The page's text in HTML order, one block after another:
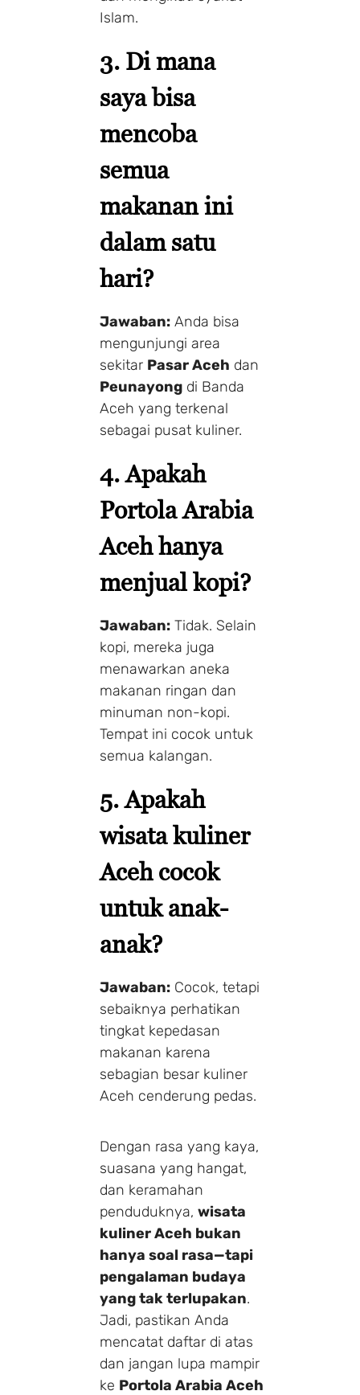
Islam.
3. Di mana
saya bisa
mencoba
semua
makanan ini
dalam satu
hari?
Jawaban: Anda bisa
mengunjungi area
sekitar Pasar Aceh dan
Peunayong di Banda
Aceh yang terkenal
sebagai pusat kuliner.
4. Apakah
Portola Arabia
Aceh hanya
menjual kopi?
Jawaban: Tidak. Selain
kopi, mereka juga
menawarkan aneka
makanan ringan dan
minuman non-kopi.
Tempat ini cocok untuk
semua kalangan.
5. Apakah
wisata kuliner
Aceh cocok
untuk anak-
anak?
Jawaban: Cocok, tetapi
sebaiknya perhatikan
tingkat kepedasan
makanan karena
sebagian besar kuliner
Aceh cenderung pedas.
Dengan rasa yang kaya,
suasana yang hangat,
dan keramahan
penduduknya, wisata
kuliner Aceh bukan
hanya soal rasa—tapi
pengalaman budaya
yang tak terlupakan.
Jadi, pastikan Anda
mencatat daftar di atas
dan jangan lupa mampir
ke Portola Arabia Aceh